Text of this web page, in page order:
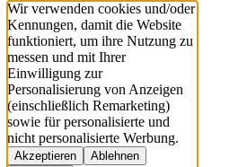
Wir verwenden cookies und/oder
Kennungen, damit die Website
funktioniert, um ihre Nutzung zu
messen und mit Ihrer
Einwilligung zur
Personalisierung von Anzeigen
(einschließlich Remarketing)
sowie für personalisierte und
nicht personalisierte Werbung.
Akzeptieren
Ablehnen